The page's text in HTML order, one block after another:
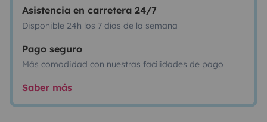
Asistencia en carretera 24/7
Disponible 24h los 7 días de la semana
Pago seguro
Más comodidad con nuestras facilidades de pago
Saber más